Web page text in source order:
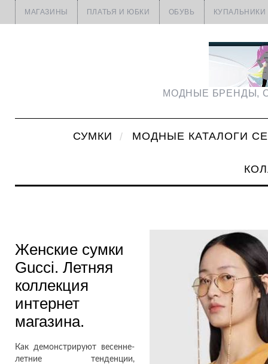
МАГАЗИНЫ ПЛАТЬЯ И ЮБКИ ОБУВЬ КУПАЛЬНИКИ
МОДНЫЕ БРЕНДЫ,
СУМКИ МОДНЫЕ КАТАЛОГИ
Женские cумки
Gucci. Летняя
коллекция
интернет
магазина.
Как демонстрируют весенне-
летние тенденции,